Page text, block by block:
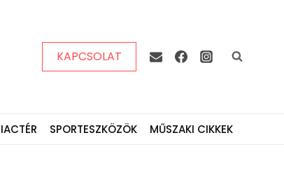
KAPCSOLAT
SPORTESZKÖZÖK MŰSZAKI CIKKEK